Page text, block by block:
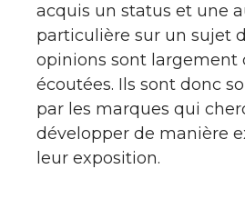
acquis un status et une
particulière sur un sujet
opinions sont largement
écoutées. Ils sont donc
par les marques qui
développer de manière
leur exposition.